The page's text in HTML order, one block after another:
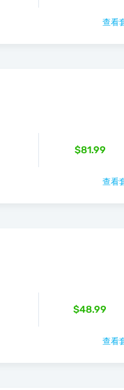
查看
$81.99
查看
$48.99
查看